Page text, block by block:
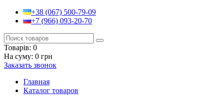
+38 (067) 500-79-09
+7 (966) 093-20-70
Товарів: 0
На суму: 0 грн
Заказать звонок
Главная
Каталог товаров